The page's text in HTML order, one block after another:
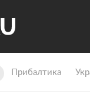
Прибалтика